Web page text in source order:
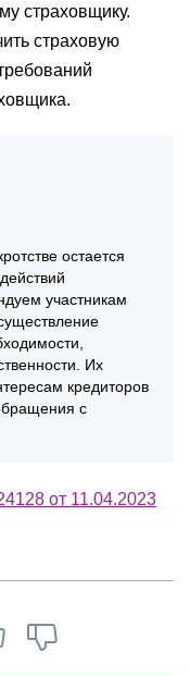
страховщику.
страховую
остается
участникам
Их
кредиторов
с
от 11.04.2023